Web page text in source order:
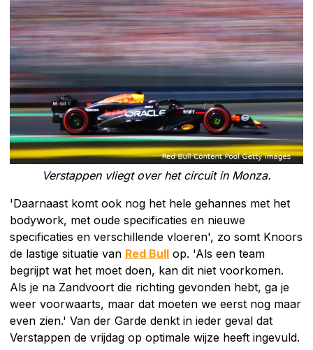
Verstappen vliegt over het circuit in Monza.
'Daarnaast komt ook nog het hele gehannes met het
bodywork, met oude specificaties en nieuwe
specificaties en verschillende vloeren', zo somt Knoors
de lastige situatie van Red Bull op. 'Als een team
begrijpt wat het moet doen, kan dit niet voorkomen.
Als je na Zandvoort die richting gevonden hebt, ga je
weer voorwaarts, maar dat moeten we eerst nog maar
even zien.' Van der Garde denkt in ieder geval dat
Verstappen de vrijdag op optimale wijze heeft ingevuld.